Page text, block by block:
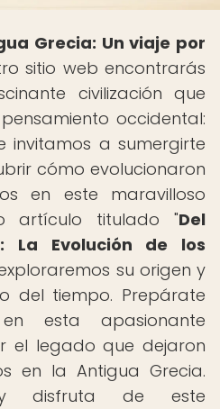
Grecia: Un viaje por
sitio web encontrarás
civilización que
occidental:
invitamos a sumergirte
cómo evolucionaron
en este maravilloso
artículo titulado "Del
La Evolución de los
su origen y
del tiempo. Prepárate
esta apasionante
el legado que dejaron
en la Antigua Grecia.
y disfruta de este